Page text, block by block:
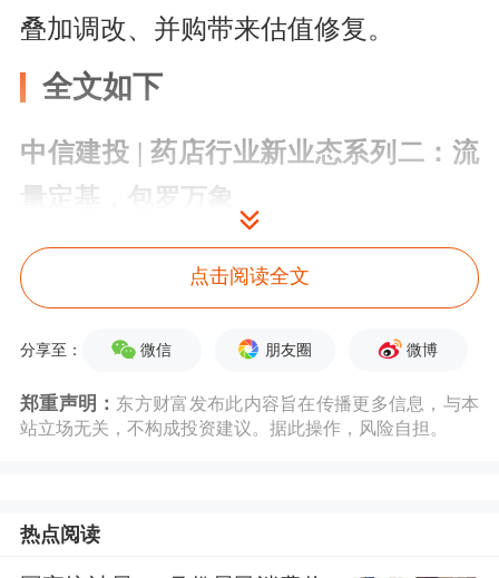
叠加调改、并购带来估值修复。
全文如下
中信建投 | 药店行业新业态系列二：流
量定基，包罗万象
池水不惊，分流重构。24/25年实体药
店承压，但销售规模仅下降0.5%及
0.6%，意味着该轮调整更多为流量再
分配：①闭店门店客流流向存量门店；
点击阅读全文
分享至： 微信 朋友圈 微博
郑重声明： 东方财富发布此内容旨在传播更多信息，与本
站立场无关，不构成投资建议。据此操作，风险自担。
热点阅读